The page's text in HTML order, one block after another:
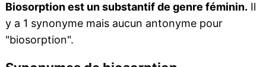
Biosorption est un substantif de genre féminin. Il
y a 1 synonyme mais aucun antonyme pour
"biosorption".